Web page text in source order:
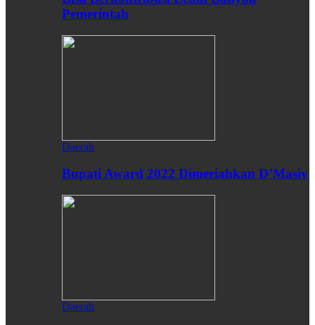
Pemerintah
Daerah
Bupati Award 2022 Dimeriahkan D’Masiv
Daerah